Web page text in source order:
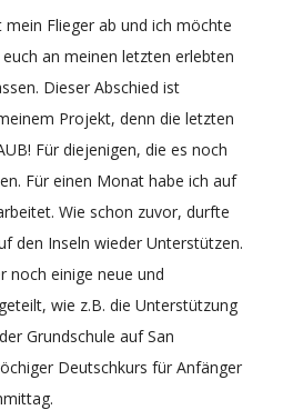
Flieger ab und ich möchte
an meinen letzten erlebten
Dieser Abschied ist
Projekt, denn die letzten
Für diejenigen, die es noch
Für einen Monat habe ich auf
Wie schon zuvor, durfte
den Inseln wieder Unterstützen.
noch einige neue und
wie z.B. die Unterstützung
Grundschule auf San
Deutschkurs für Anfänger